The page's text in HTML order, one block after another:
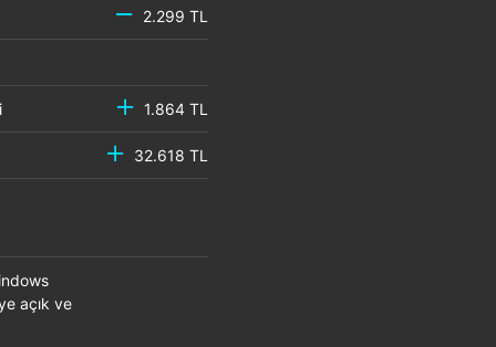
2.299 TL
1.864 TL
32.618 TL
açık ve